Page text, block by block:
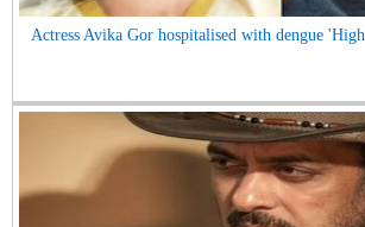
Actress Avika Gor hospitalised with dengue